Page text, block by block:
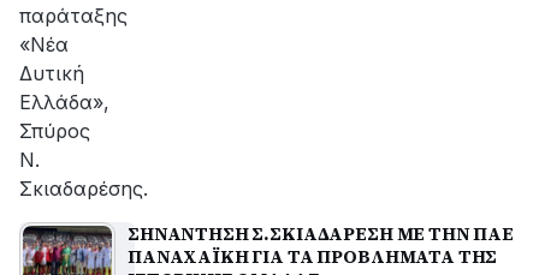
παράταξης
«Νέα
Δυτική
Ελλάδα»,
Σπύρος
Ν.
Σκιαδαρέσης.
ΣΗΝΑΝΤΗΣΗ Σ.ΣΚΙΑΔΑΡΕΣΗ ΜΕ ΤΗΝ ΠΑΕ
ΠΑΝΑΧΑΪΚΗ ΓΙΑ ΤΑ ΠΡΟΒΛΗΜΑΤΑ ΤΗΣ